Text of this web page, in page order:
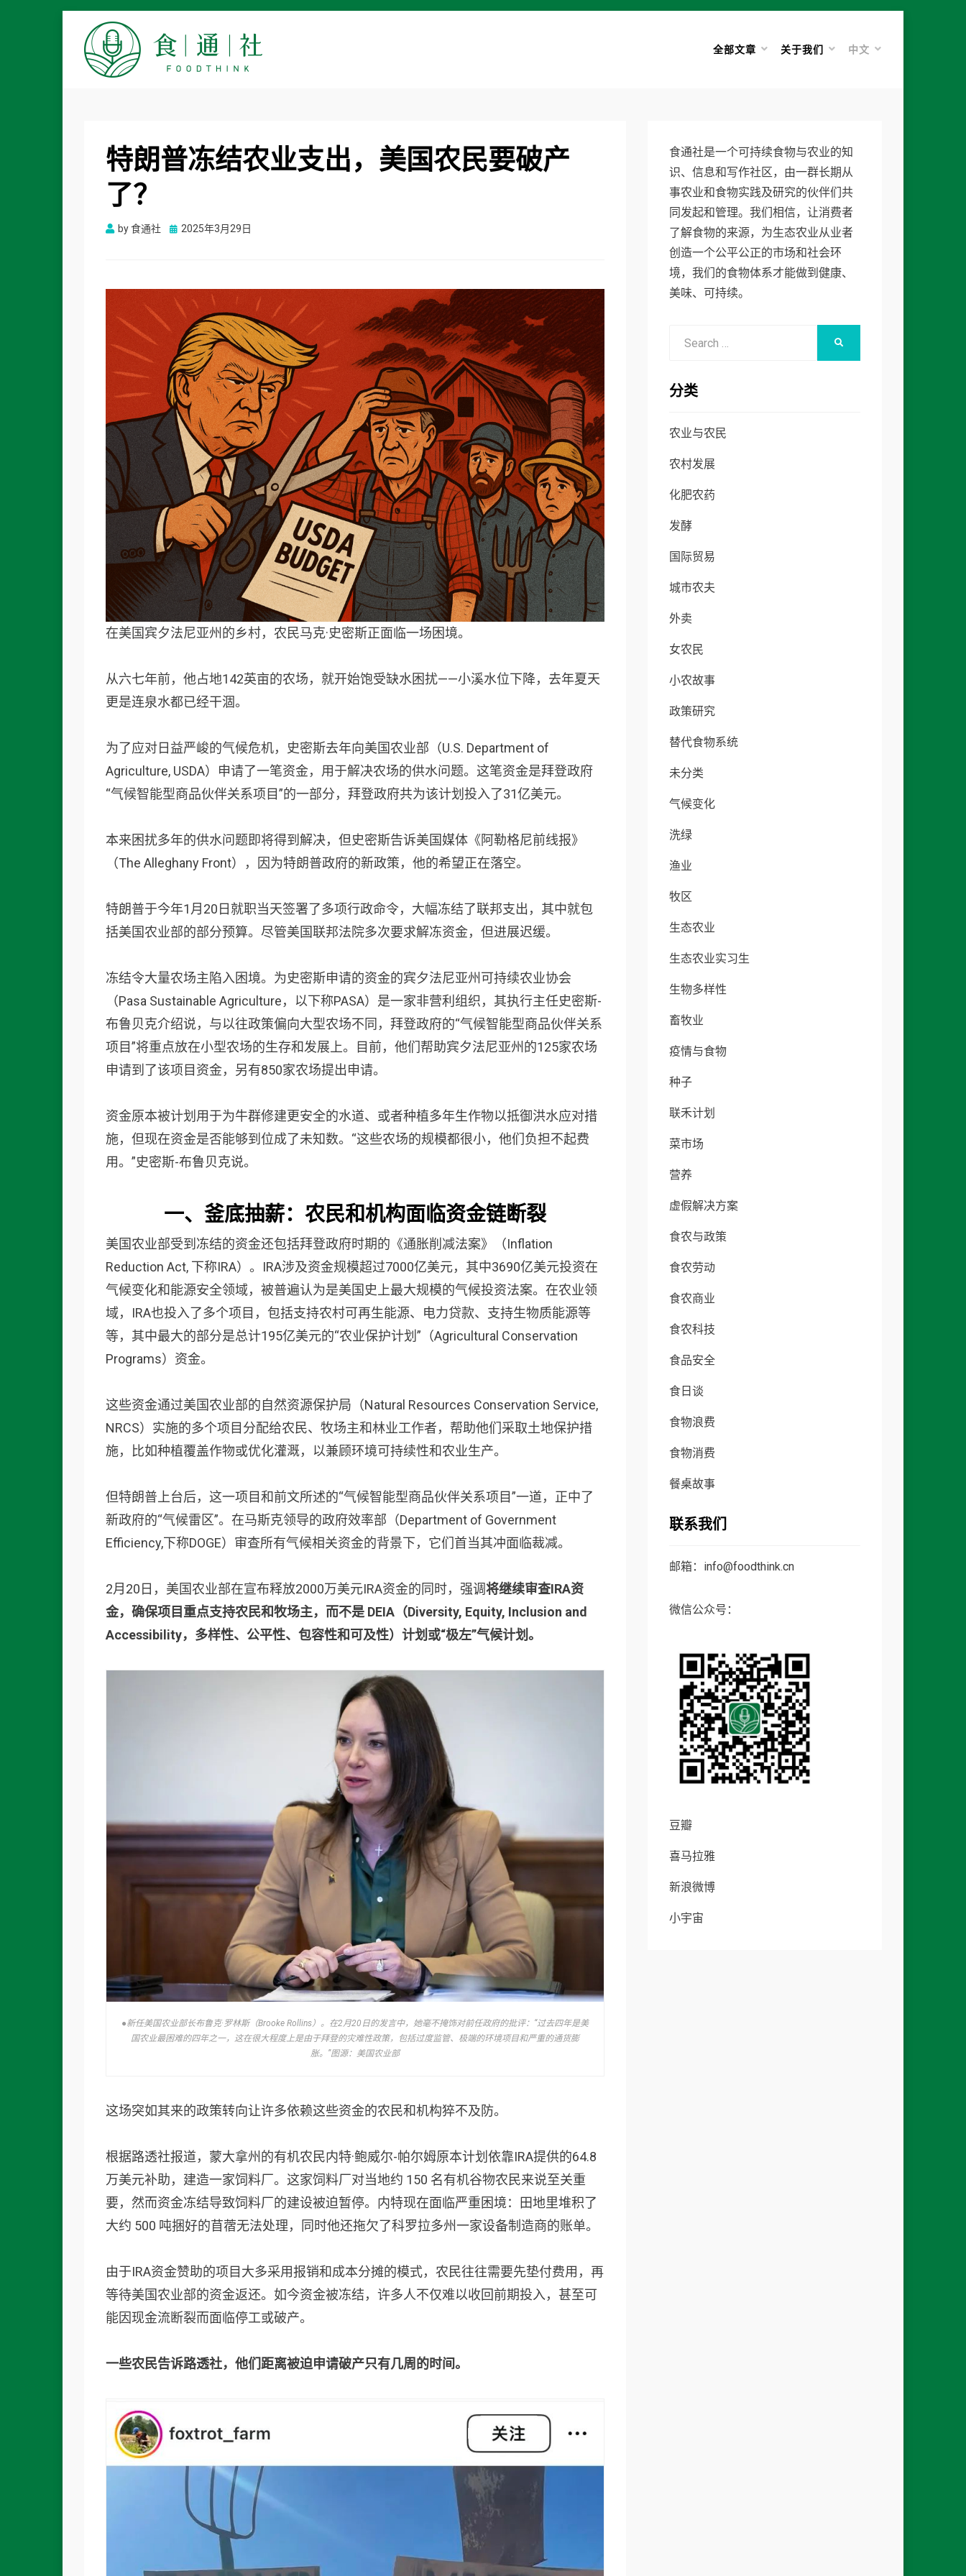
全部文章 关于我们 中文
特朗普冻结农业支出，美国农民要破产
了？
by食通社
Posted
2025年3月29日
在美国宾夕法尼亚州的乡村，农民马克·史密斯正面临一场困境。
从六七年前，他占地142英亩的农场，就开始饱受缺水困扰——小溪水位下降，去年夏天
更是连泉水都已经干涸。
为了应对日益严峻的气候危机，史密斯去年向美国农业部（U.S. Department of
Agriculture, USDA）申请了一笔资金，用于解决农场的供水问题。这笔资金是拜登政府
“气候智能型商品伙伴关系项目”的一部分，拜登政府共为该计划投入了31亿美元。
本来困扰多年的供水问题即将得到解决，但史密斯告诉美国媒体《阿勒格尼前线报》
（The Alleghany Front），因为特朗普政府的新政策，他的希望正在落空。
特朗普于今年1月20日就职当天签署了多项行政命令，大幅冻结了联邦支出，其中就包
括美国农业部的部分预算。尽管美国联邦法院多次要求解冻资金，但进展迟缓。
冻结令大量农场主陷入困境。为史密斯申请的资金的宾夕法尼亚州可持续农业协会
（Pasa Sustainable Agriculture，以下称PASA）是一家非营利组织，其执行主任史密斯-
布鲁贝克介绍说，与以往政策偏向大型农场不同，拜登政府的“气候智能型商品伙伴关系
项目”将重点放在小型农场的生存和发展上。目前，他们帮助宾夕法尼亚州的125家农场
申请到了该项目资金，另有850家农场提出申请。
资金原本被计划用于为牛群修建更安全的水道、或者种植多年生作物以抵御洪水应对措
施，但现在资金是否能够到位成了未知数。“这些农场的规模都很小，他们负担不起费
用。”史密斯-布鲁贝克说。
一、 釜底抽薪： 农民和机构面临资金链断裂
美国农业部受到冻结的资金还包括拜登政府时期的《通胀削减法案》（Inflation
Reduction Act, 下称IRA）。IRA涉及资金规模超过7000亿美元，其中3690亿美元投资在
气候变化和能源安全领域，被普遍认为是美国史上最大规模的气候投资法案。在农业领
域，IRA也投入了多个项目，包括支持农村可再生能源、电力贷款、支持生物质能源等
等，其中最大的部分是总计195亿美元的“农业保护计划”（Agricultural Conservation
Programs）资金。
这些资金通过美国农业部的自然资源保护局（Natural Resources Conservation Service,
NRCS）实施的多个项目分配给农民、牧场主和林业工作者，帮助他们采取土地保护措
施，比如种植覆盖作物或优化灌溉，以兼顾环境可持续性和农业生产。
但特朗普上台后，这一项目和前文所述的“气候智能型商品伙伴关系项目”一道，正中了
新政府的“气候雷区”。在马斯克领导的政府效率部（Department of Government
Efficiency,下称DOGE）审查所有气候相关资金的背景下，它们首当其冲面临裁减。
2月20日，美国农业部在宣布释放2000万美元IRA资金的同时，强调将继续审查IRA资
金，确保项目重点支持农民和牧场主，而不是 DEIA（Diversity, Equity, Inclusion and
Accessibility，多样性、公平性、包容性和可及性）计划或“极左”气候计划。
●新任美国农业部长布鲁克·罗林斯（Brooke Rollins）。在2月20日的发言中，她毫不掩饰对前任政府的批评：“过去四年是美
国农业最困难的四年之一，这在很大程度上是由于拜登的灾难性政策，包括过度监管、极端的环境项目和严重的通货膨
胀。”图源：美国农业部
这场突如其来的政策转向让许多依赖这些资金的农民和机构猝不及防。
根据路透社报道，蒙大拿州的有机农民内特·鲍威尔-帕尔姆原本计划依靠IRA提供的64.8
万美元补助，建造一家饲料厂。这家饲料厂对当地约 150 名有机谷物农民来说至关重
要，然而资金冻结导致饲料厂的建设被迫暂停。内特现在面临严重困境：田地里堆积了
大约 500 吨捆好的苜蓿无法处理，同时他还拖欠了科罗拉多州一家设备制造商的账单。
由于IRA资金赞助的项目大多采用报销和成本分摊的模式，农民往往需要先垫付费用，再
等待美国农业部的资金返还。如今资金被冻结，许多人不仅难以收回前期投入，甚至可
能因现金流断裂而面临停工或破产。
一些农民告诉路透社，他们距离被迫申请破产只有几周的时间。
食通社是一个可持续食物与农业的知
识、信息和写作社区，由一群长期从
事农业和食物实践及研究的伙伴们共
同发起和管理。我们相信，让消费者
了解食物的来源，为生态农业从业者
创造一个公平公正的市场和社会环
境，我们的食物体系才能做到健康、
美味、可持续。
分类
农业与农民
农村发展
化肥农药
发酵
国际贸易
城市农夫
外卖
女农民
小农故事
政策研究
替代食物系统
未分类
气候变化
洗绿
渔业
牧区
生态农业
生态农业实习生
生物多样性
畜牧业
疫情与食物
种子
联禾计划
菜市场
营养
虚假解决方案
食农与政策
食农劳动
食农商业
食农科技
食品安全
食日谈
食物浪费
食物消费
餐桌故事
联系我们
邮箱：info@foodthink.cn
微信公众号：
豆瓣
喜马拉雅
新浪微博
小宇宙